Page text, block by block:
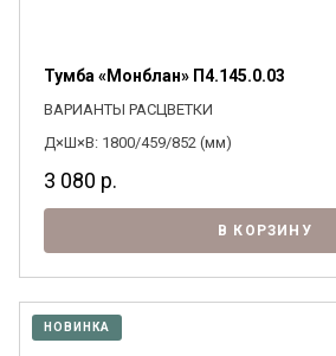
Тумба «Монблан» П4.145.0.03
ВАРИАНТЫ РАСЦВЕТКИ
Д×Ш×В: 1800/459/852 (мм)
3 080 р.
В КОРЗИНУ
НОВИНКА